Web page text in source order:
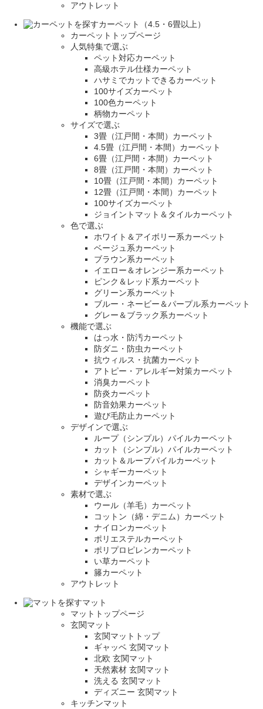
アウトレット
カーペット（4.5・6畳以上）
カーペットトップページ
人気特集で選ぶ
ペット対応カーペット
高級ホテル仕様カーペット
ハサミでカットできるカーペット
100サイズカーペット
100色カーペット
柄物カーペット
サイズで選ぶ
3畳（江戸間・本間）カーペット
4.5畳（江戸間・本間）カーペット
6畳（江戸間・本間）カーペット
8畳（江戸間・本間）カーペット
10畳（江戸間・本間）カーペット
12畳（江戸間・本間）カーペット
100サイズカーペット
ジョイントマット＆タイルカーペット
色で選ぶ
ホワイト＆アイボリー系カーペット
ベージュ系カーペット
ブラウン系カーペット
イエロー＆オレンジー系カーペット
ピンク＆レッド系カーペット
グリーン系カーペット
ブルー・ネービー＆パープル系カーペット
グレー＆ブラック系カーペット
機能で選ぶ
はっ水・防汚カーペット
防ダニ・防虫カーペット
抗ウィルス・抗菌カーペット
アトピー・アレルギー対策カーペット
消臭カーペット
防炎カーペット
防音効果カーペット
遊び毛防止カーペット
デザインで選ぶ
ループ（シンプル）パイルカーペット
カット（シンプル）パイルカーペット
カット＆ループパイルカーペット
シャギーカーペット
デザインカーペット
素材で選ぶ
ウール（羊毛）カーペット
コットン（綿・デニム）カーペット
ナイロンカーペット
ポリエステルカーペット
ポリプロピレンカーペット
い草カーペット
籐カーペット
アウトレット
マット
マットトップページ
玄関マット
玄関マットトップ
ギャッベ 玄関マット
北欧 玄関マット
天然素材 玄関マット
洗える 玄関マット
ディズニー 玄関マット
キッチンマット